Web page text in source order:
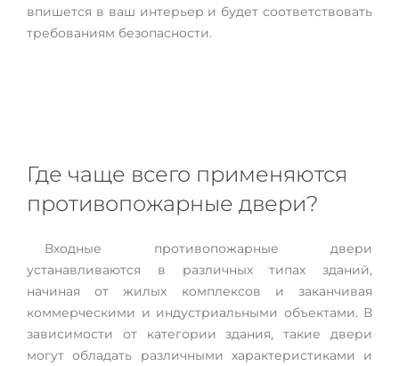
впишется в ваш интерьер и будет соответствовать
требованиям безопасности.
Где чаще всего применяются
противопожарные двери?
Входные противопожарные двери
устанавливаются в различных типах зданий,
начиная от жилых комплексов и заканчивая
коммерческими и индустриальными объектами. В
зависимости от категории здания, такие двери
могут обладать различными характеристиками и